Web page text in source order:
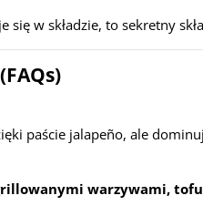
się w składzie, to sekretny
paście jalapeño, ale
warzywami,